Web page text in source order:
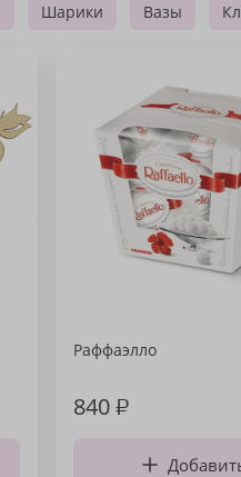
Шарики Вазы
Раффаэлло
840₽